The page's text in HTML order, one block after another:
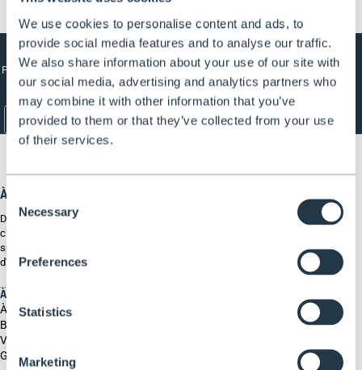
We use cookies to personalise content and ads, to
provide social media features and to analyse our traffic.
We also share information about your use of our site with
our social media, advertising and analytics partners who
may combine it with other information that you’ve
provided to them or that they’ve collected from your use
of their services.
Consent
Selection
Necessary
Preferences
Statistics
Marketing
S'abonner à la newsletter
Pour obtenir toutes les dernières informations, inscrivez-vous à la lettre
d'information dès aujourd'hui.
À propos de Henchman
Depuis 1994, Henchman s'est spécialisée dans la sécurité de ses
clients en hauteur. Nos échelles professionnelles et plates-formes sont
spécialement conçues pour être sécurisées sur des sols irréguliers afin
d'éviter les chutes, les décès et les blessures.
À PROPOS DE NOUS
À propos de nous
Blog
Vidéos
Guides d'utilisation